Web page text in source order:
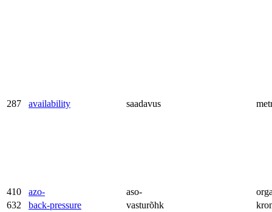
287 availability saadavus
410 azo- aso-
632
back-pressure vasturõhk